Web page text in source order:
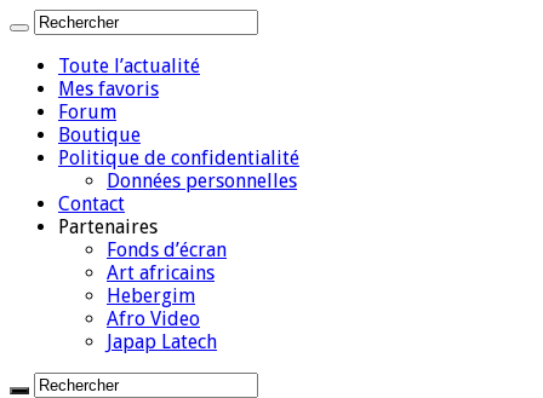
Toute l’actualité
Mes favoris
Forum
Boutique
Politique de confidentialité
Données personnelles
Contact
Partenaires
Fonds d’écran
Art africains
Hebergim
Afro Video
Japap Latech